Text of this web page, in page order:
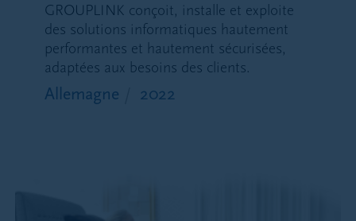
GROUPLINK conçoit, installe et exploite
des solutions informatiques hautement
performantes et hautement sécurisées,
adaptées aux besoins des clients.
Allemagne 2022